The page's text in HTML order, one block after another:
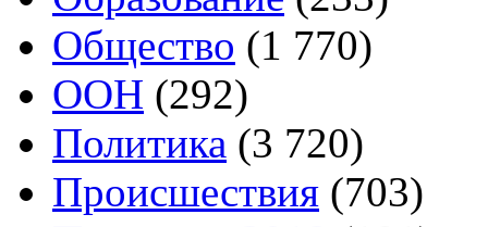
Общество (1 770)
ООН (292)
Политика (3 720)
Происшествия (703)